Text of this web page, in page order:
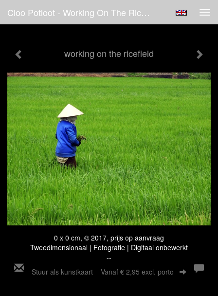
Cloo Potloot - Working On The Ricefield
working on the ricefield
0 x 0 cm, © 2017, prijs op aanvraag
Tweedimensionaal | Fotografie | Digitaal onbewerkt
--
Stuur als kunstkaart Vanaf € 2,95 excl. porto